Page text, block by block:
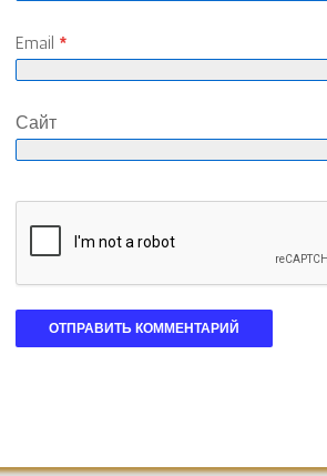
Email*
Сайт